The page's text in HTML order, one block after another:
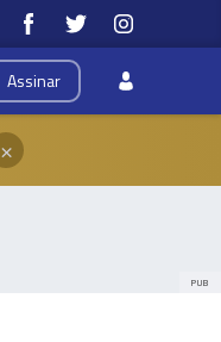
Assinar
×
PUB